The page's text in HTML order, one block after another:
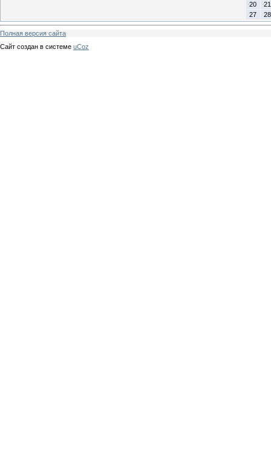
20
21
27
28
Полная версия сайта
Сайт создан в системе uCoz